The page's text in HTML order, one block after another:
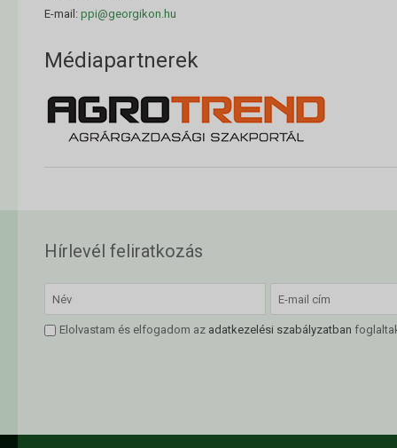
E-mail: ppi@georgikon.hu
Médiapartnerek
Hírlevél feliratkozás
Elolvastam és elfogadom az adatkezelési szabályzatban